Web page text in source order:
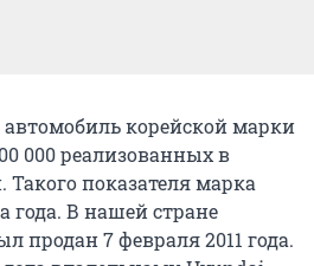
корейской марки
000 реализованных в
показателя марка
года. В нашей стране
продан 7 февраля 2011 года.